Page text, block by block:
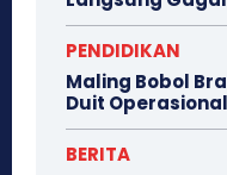
PENDIDIKAN
Maling Bobol
Duit Operasional
BERITA